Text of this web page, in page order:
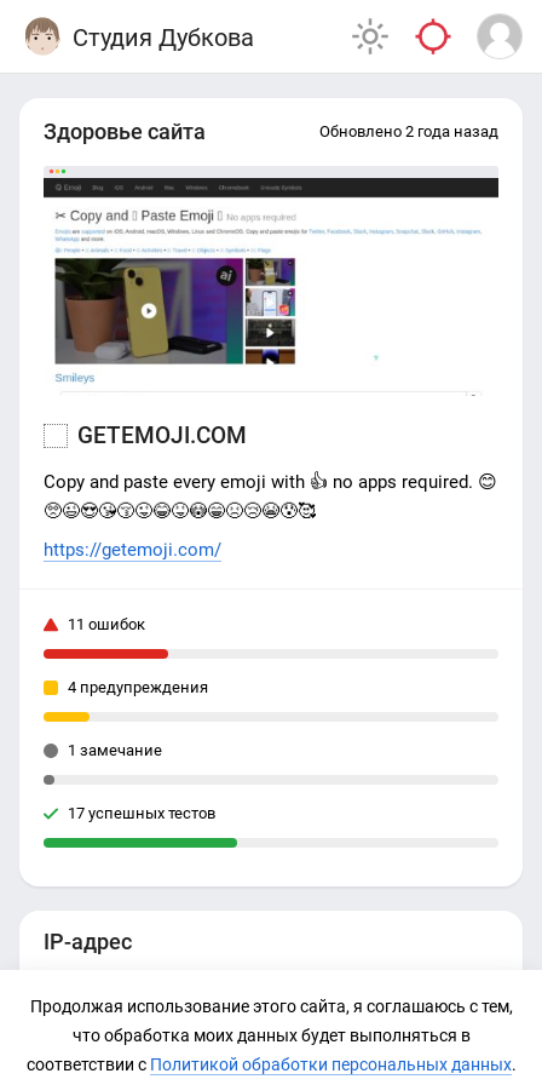
Студия Дубкова
IP-адрес
Здоровье сайта Обновлено 2 года назад
GETEMOJI.COM
Copy and paste every emoji with 👍 no apps required. 😊
🥺😉😍😘😚😜😂😝😳😁😣😢😭😰🥰
https://getemoji.com/
11 ошибок
4 предупреждения
1 замечание
17 успешных тестов
Продолжая использование этого сайта, я соглашаюсь с тем,
что обработка моих данных будет выполняться в
соответствии с Политикой обработки персональных данных.